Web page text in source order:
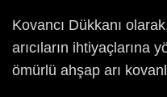
Kovancı Dükkanı
arıcıların ihtiyaçlarına
ömürlü ahşap arı